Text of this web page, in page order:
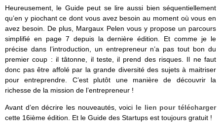
Heureusement, le Guide peut se lire aussi bien séquentiellement
qu’en y piochant ce dont vous avez besoin au moment où vous en
avez besoin. De plus, Margaux Pelen vous y propose un parcours
simplifié en page 7 depuis la dernière édition. Et comme je le
précise dans l’introduction, un entrepreneur n’a pas tout bon du
premier coup : il tâtonne, il teste, il prend des risques. Il ne faut
donc pas être affolé par la grande diversité des sujets à maitriser
pour entreprendre. C’est plutôt une manière de découvrir la
richesse de la mission de l’entrepreneur !
Avant d’en décrire les nouveautés, voici le lien pour télécharger
cette 16ième édition. Et le Guide des Startups est toujours gratuit !